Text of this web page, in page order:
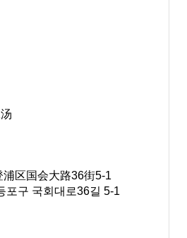
区国会大路36街5-1
포구 국회대로36길 5-1